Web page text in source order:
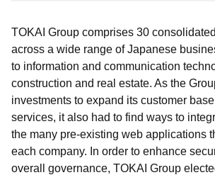
TOKAI Group comprises 30
across a wide range of Japanese
to information and communication
construction and real estate. As the
investments to expand its customer
services, it also had to find ways to
the many pre-existing web applications
each company. In order to enhance
overall governance, TOKAI Group